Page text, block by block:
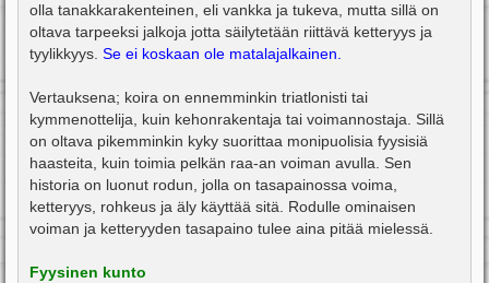
olla tanakkarakenteinen, eli vankka ja tukeva, mutta sillä on
oltava tarpeeksi jalkoja jotta säilytetään riittävä ketteryys ja
tyylikkyys. Se ei koskaan ole matalajalkainen.
Vertauksena; koira on ennemminkin triatlonisti tai
kymmenottelija, kuin kehonrakentaja tai voimannostaja. Sillä
on oltava pikemminkin kyky suorittaa monipuolisia fyysisiä
haasteita, kuin toimia pelkän raa-an voiman avulla. Sen
historia on luonut rodun, jolla on tasapainossa voima,
ketteryys, rohkeus ja äly käyttää sitä. Rodulle ominaisen
voiman ja ketteryyden tasapaino tulee aina pitää mielessä.
Fyysinen kunto